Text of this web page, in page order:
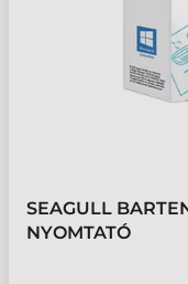
SEAGULL
NYOMTATÓ